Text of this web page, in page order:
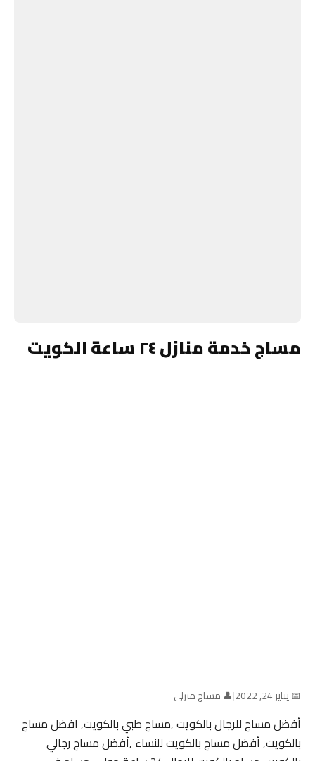
مساج خدمة منازل ٢٤ ساعة الكويت
📅 يناير 24, 2022 |👤 مساج منزلي
أفضل مساج للرجال بالكويت ,مساج طبي بالكويت, افضل مساج
بالكويت, أفضل مساج بالكويت للنساء ,أفضل مساج رجالي